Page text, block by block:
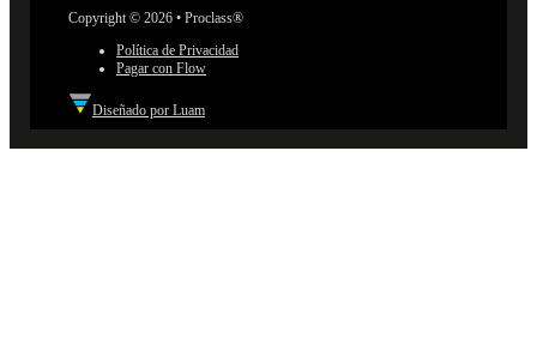
Copyright © 2026 • Proclass®
Política de Privacidad
Pagar con Flow
Diseñado por Luam